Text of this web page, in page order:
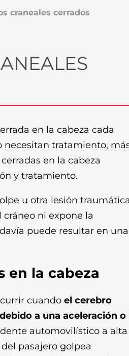
craneales cerrados
en la cabeza cada
necesitan tratamiento,
en la cabeza
y tratamiento.
u otra lesión traumática
ni expone la
puede resultar en una
en la cabeza
cuando el cerebro
a una aceleración o
automovilístico a alta
pasajero golpea